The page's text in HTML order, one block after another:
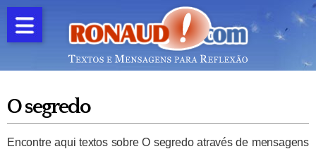
O segredo
Encontre aqui textos sobre O segredo através de mensagens